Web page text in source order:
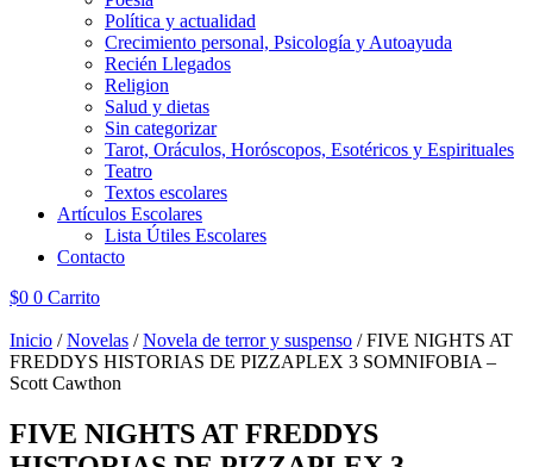
Política y actualidad
Crecimiento personal, Psicología y Autoayuda
Recién Llegados
Religion
Salud y dietas
Sin categorizar
Tarot, Oráculos, Horóscopos, Esotéricos y Espirituales
Teatro
Textos escolares
Artículos Escolares
Lista Útiles Escolares
Contacto
$0 0 Carrito
Inicio /Novelas /Novela de terror y suspenso / FIVE NIGHTS AT
FREDDYS HISTORIAS DE PIZZAPLEX 3 SOMNIFOBIA –
Scott Cawthon
FIVE NIGHTS AT FREDDYS